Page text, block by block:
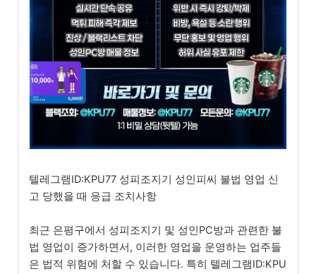
텔레그램ID:KPU77 성피조지기 성인피씨 불법 영업 신
고 당했을 때 응급 조치사항
최근 은평구에서 성피조지기 및 성인PC방과 관련한 불
법 영업이 증가하면서, 이러한 영업을 운영하는 업주들
은 법적 위험에 처할 수 있습니다. 특히 텔레그램ID:KPU